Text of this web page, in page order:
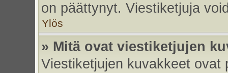
on päättynyt. Viestiketjuja
Ylös
» Mitä ovat viestiketjujen
Viestiketjujen kuvakkeet ovat